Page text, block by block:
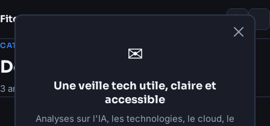
Fito DamourNotes
CATÉGORIE
Développement web
3 articles
✉
Une veille tech utile, claire et
accessible
Analyses sur l'IA, les technologies, le cloud, le